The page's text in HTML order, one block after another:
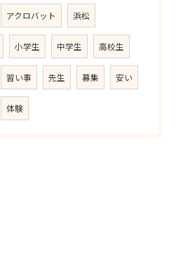
アクロバット 浜松
小学生 中学生 高校生
習い事 先生 募集 安い
体験